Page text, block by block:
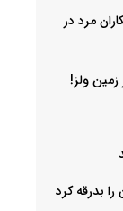
مرد در
زمین ولز!
بدرقه کرد